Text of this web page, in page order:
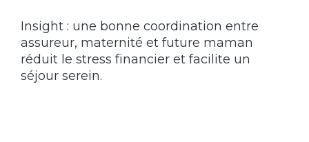
Insight : une bonne coordination entre
assureur, maternité et future maman
réduit le stress financier et facilite un
séjour serein.